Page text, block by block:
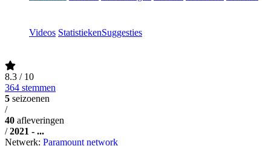
Videos StatistiekenSuggesties
8.3 / 10
364 stemmen
5 seizoenen
/
40 afleveringen
/ 2021 - ...
Netwerk: Paramount network